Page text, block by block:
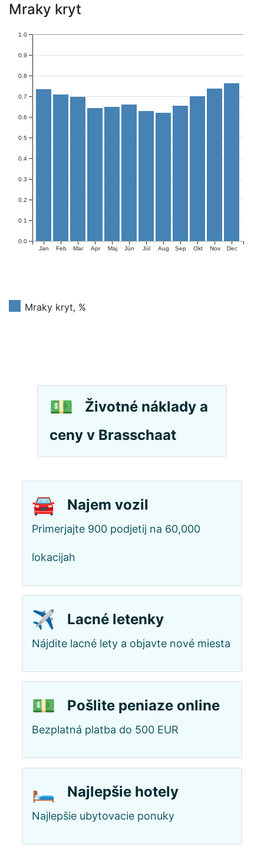
Mraky kryt
Jan Feb Mar Apr Maj Jún Júl Aug Sep Okt Nov Dec
0.0
0.1
0.2
0.3
0.4
0.5
0.6
0.7
0.8
0.9
1.0
Mraky kryt, %
💵
Životné náklady a
ceny v Brasschaat
🚘 Najem vozil
Primerjajte 900 podjetij na 60,000
lokacijah
✈️ Lacné letenky
Nájdite lacné lety a objavte nové miesta
💵 Pošlite peniaze online
Bezplatná platba do 500 EUR
🛏️ Najlepšie hotely
Najlepšie ubytovacie ponuky